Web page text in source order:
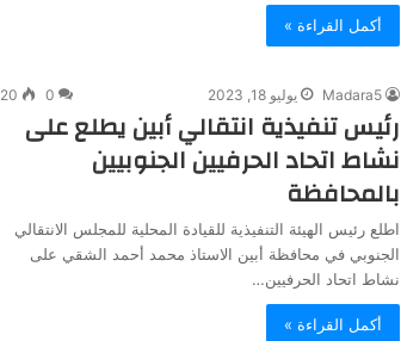
أكمل القراءة »
Madara5 يوليو 18, 2023 0
20
رئيس تنفيذية انتقالي أبين يطلع على
نشاط اتحاد الحرفيين الجنوبيين
بالمحافظة
اطلع رئيس الهيئة التنفيذية للقيادة المحلية للمجلس الانتقالي
الجنوبي في محافظة أبين الاستاذ محمد أحمد الشقي على
نشاط اتحاد الحرفيين…
أكمل القراءة »